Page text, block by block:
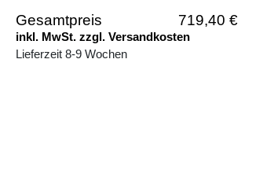
Gesamtpreis 719,40 €
inkl. MwSt. zzgl. Versandkosten
Lieferzeit 8-9 Wochen